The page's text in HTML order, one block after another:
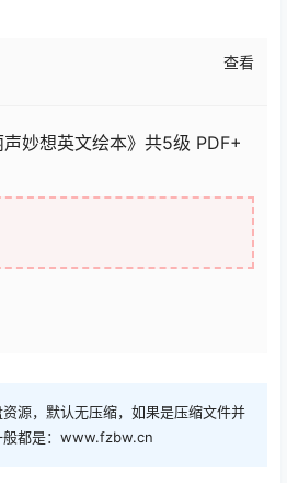
查看
妙想英文绘本》共5级 PDF+
源，默认无压缩，如果是压缩文件并
般都是：www.fzbw.cn